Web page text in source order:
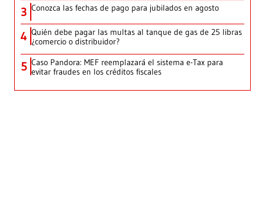
3 Conozca las fechas de pago para jubilados en agosto
4 Quién debe pagar las multas al tanque de gas de 25 libras
¿comercio o distribuidor?
5 Caso Pandora: MEF reemplazará el sistema e-Tax para
evitar fraudes en los créditos fiscales